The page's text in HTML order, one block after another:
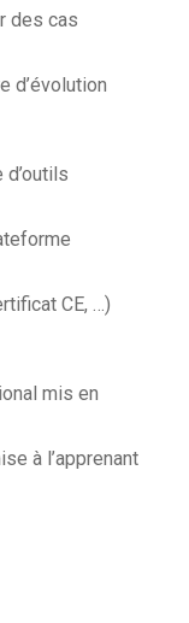
des cas
d’évolution
CE, …)
mis en
à l’apprenant